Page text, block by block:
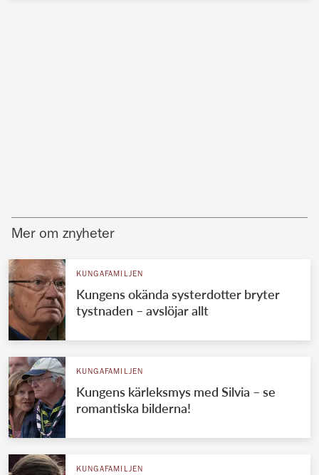
Mer om znyheter
KUNGAFAMILJEN
Kungens okända systerdotter bryter
tystnaden – avslöjar allt
KUNGAFAMILJEN
Kungens kärleksmys med Silvia – se
romantiska bilderna!
KUNGAFAMILJEN